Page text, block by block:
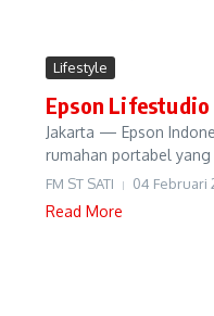
Lifestyle
Epson Lifestudio
Jakarta — Epson
rumahan portabel
FM ST SATI 04 Februari
Read More